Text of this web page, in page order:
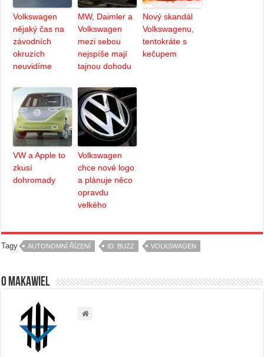
Volkswagen
nějaký čas na
závodních
okruzích
neuvidíme
MW, Daimler a
Volkswagen
mezi sebou
nejspíše mají
tajnou dohodu
Nový skandál
Volkswagenu,
tentokráte s
kečupem
VW a Apple to
zkusí
dohromady
Volkswagen
chce nové logo
a plánuje něco
opravdu
velkého
Tagy AUTONOMNÍ ŘÍZENÍ ID. BUZZ VOLKSWAGEN
O Makawiel